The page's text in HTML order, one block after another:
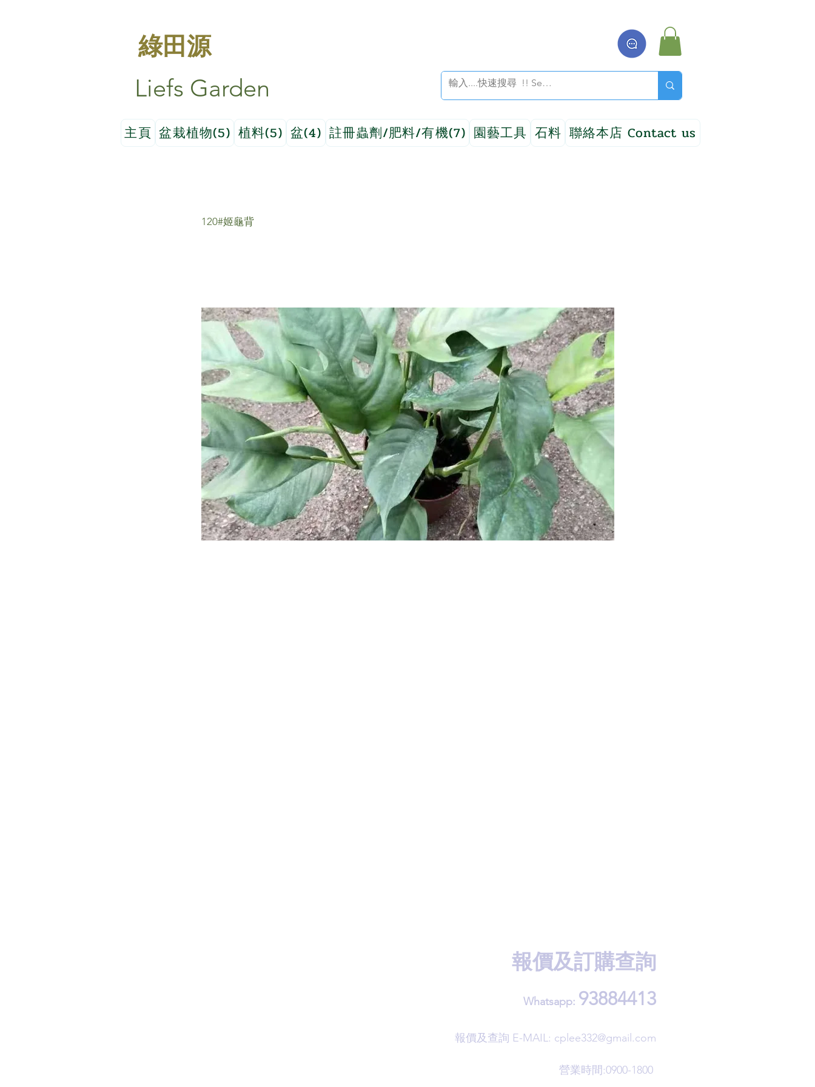
綠田源
Liefs Garden
主頁 盆栽植物(5) 植料(5) 盆(4) 註冊蟲劑/肥料/有機(7) 園藝工具 石料 聯絡本店 Contact us
120#姬龜背
報價及訂購查詢
Whatsapp: 93884413
​報價及查詢 E-MAIL: cplee332@gmail.com
營業時間:0900-1800